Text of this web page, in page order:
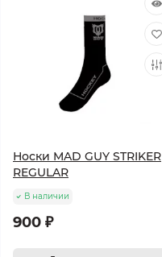
Носки MAD GUY STRIKER
REGULAR
В наличии
900 ₽